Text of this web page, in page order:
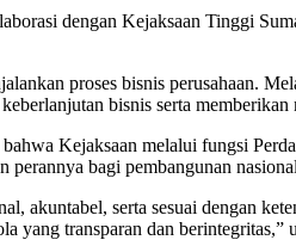
dengan Kejaksaan Tinggi
proses bisnis perusahaan.
bisnis serta
Kejaksaan melalui fungsi
perannya bagi pembangunan
akuntabel, serta sesuai dengan
yang transparan dan berintegritas,”